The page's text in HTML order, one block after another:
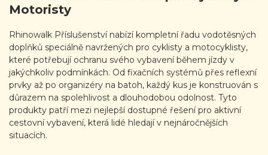
Motoristy
Rhinowalk Příslušenství nabízí kompletní řadu vodotěsných
doplňků speciálně navržených pro cyklisty a motocyklisty,
které potřebují ochranu svého vybavení během jízdy v
jakýchkoliv podmínkách. Od fixačních systémů přes reflexní
prvky až po organizéry na batoh, každý kus je konstruován s
důrazem na spolehlivost a dlouhodobou odolnost. Tyto
produkty patří mezi nejlepší dostupné řešení pro aktivní
cestovní vybavení, která lidé hledají v nejnáročnějších
situacích.